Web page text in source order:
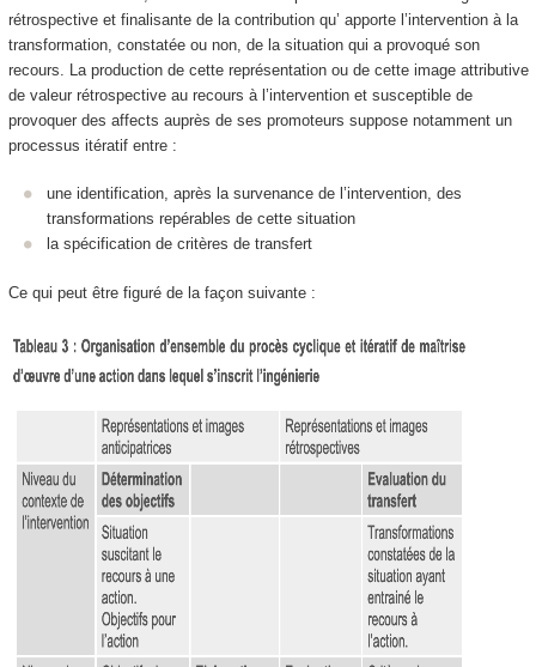
rétrospective et finalisante de la contribution qu’ apporte l’intervention à la
transformation, constatée ou non, de la situation qui a provoqué son
recours . La production de cette représentation ou de cette image attributive
de valeur rétrospective au recours à l’intervention et susceptible de
provoquer des affects auprès de ses promoteurs suppose notamment un
processus itératif entre :
une identification, après la survenance de l’intervention, des
transformations repérables de cette situation
la spécification de critères de transfert
Ce qui peut être figuré de la façon suivante :